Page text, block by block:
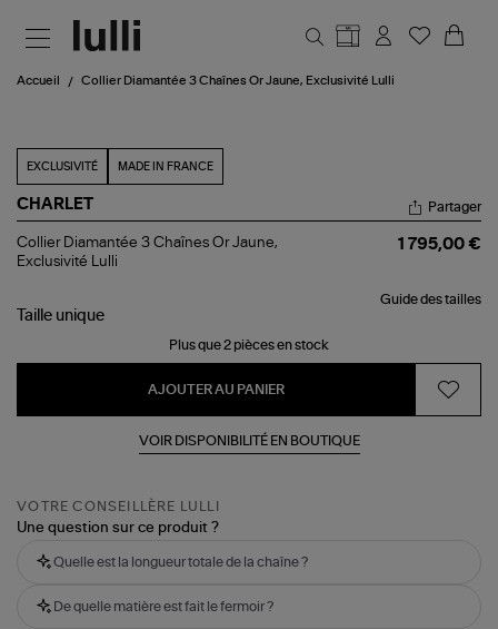
Accueil Collier Diamantée 3 Chaînes Or Jaune, Exclusivité Lulli
EXCLUSIVITÉ MADE IN FRANCE
CHARLET
Collier
Diamantée
Or
Lulli
Partager
Collier Diamantée 3 Chaînes Or Jaune,
Exclusivité Lulli
1 795,00 €
Guide des tailles
Taille unique
Plus que 2 pièces en stock
AJOUTER AU PANIER
VOIR DISPONIBILITÉ EN BOUTIQUE
VOTRE CONSEILLÈRE LULLI
Une question sur ce produit ?
Quelle est la longueur totale de la chaîne ?
De quelle matière est fait le fermoir ?